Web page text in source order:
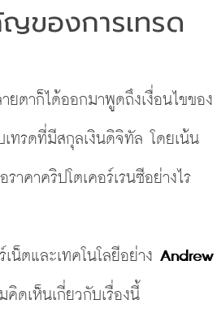
ของการเทรด
ยตาก็ได้ออกมาพูดถึงเงื่อนไขของ
ทรดที่มีสกุลเงินดิจิทัล โดยเน้น
าคาคริปโตเคอร์เรนซีอย่างไร
น็ตและเทคโนโลยีอย่าง Andrew
ดเห็นเกี่ยวกับเรื่องนี้